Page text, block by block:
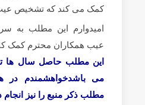
کمک می کند که تشخیص
امیدوارم این مطلب
عیب همکاران محترم کمک
این مطلب حاصل سال ها
می باشدخواهشمندم در
مطلب ذکر منبع را نیز انجام